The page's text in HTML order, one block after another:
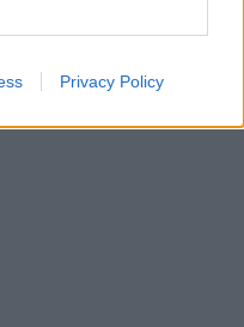
Privacy Policy